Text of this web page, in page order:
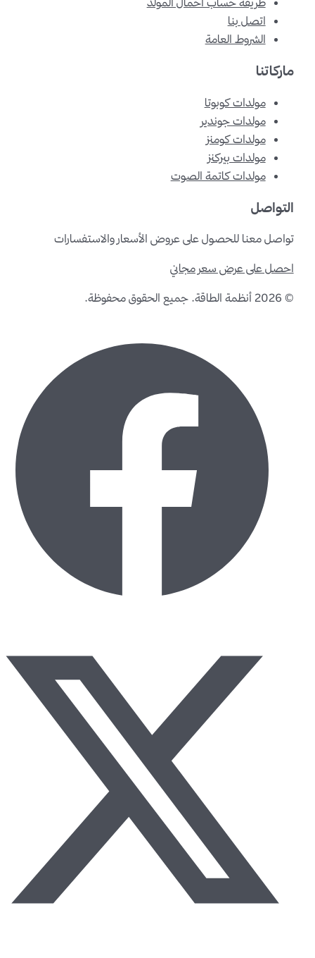
اتصل بنا
الشروط العامة
ماركاتنا
مولدات كوبوتا
مولدات جوندير
مولدات كومنز
مولدات بيركنز
مولدات كاتمة الصوت
التواصل
تواصل معنا للحصول على عروض الأسعار والاستفسارات
احصل على عرض سعر مجاني
©
2026 أنظمة الطاقة.جميع الحقوق محفوظة.